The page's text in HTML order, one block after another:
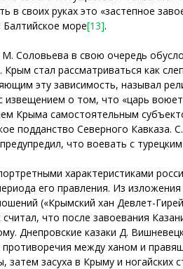
в своих руках это «застепное
море[13].
Соловьева в свою очередь
стал рассматриваться как
эту зависимость, называл
извещением о том, что «царь
Крыма самостоятельным
подданство Северного
что воевать с
характеристиками
его правления. Из
(«Крымский хан Девлет-
что после завоевания
Днепровские казаки Д.
между ханом и
затем засуха в Крыму и ногайских